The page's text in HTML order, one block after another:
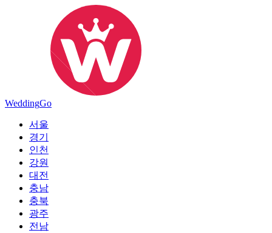
WeddingGo
서울
경기
인천
강원
대전
충남
충북
광주
전남